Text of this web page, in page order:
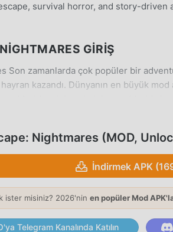
survival horror, and story-
GIRIŞ
Son zamanlarda çok popüler bir
kazandı. Dünyanın en büyük
sunmakla kalmaz, aynı zamanda
moddroid, herhangi bir Dark Escape:
ve %100 güvenli, kullanılabilir ve
tek tıklamayla Dark Escape:
Nightmares (MOD,
İndirmek APK
ister misiniz? 2026'nin en popüler Mod
Telegram Kanalında Katılın